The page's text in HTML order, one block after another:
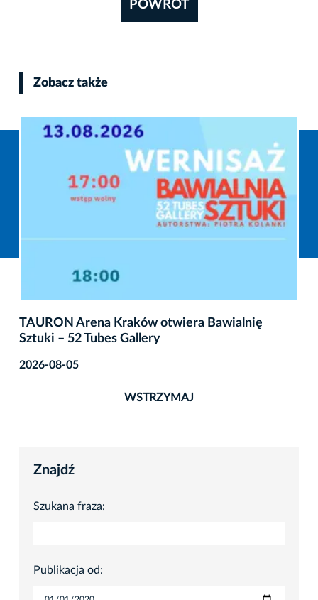
POWRÓT
Zobacz także
TAURON Arena Kraków otwiera Bawialnię
Sztuki – 52 Tubes Gallery
2026-08-05
WSTRZYMAJ
Znajdź
Szukana fraza:
Publikacja od: